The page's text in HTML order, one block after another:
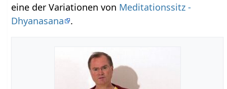
eine der Variationen von Meditationssitz -
Dhyanasana
.